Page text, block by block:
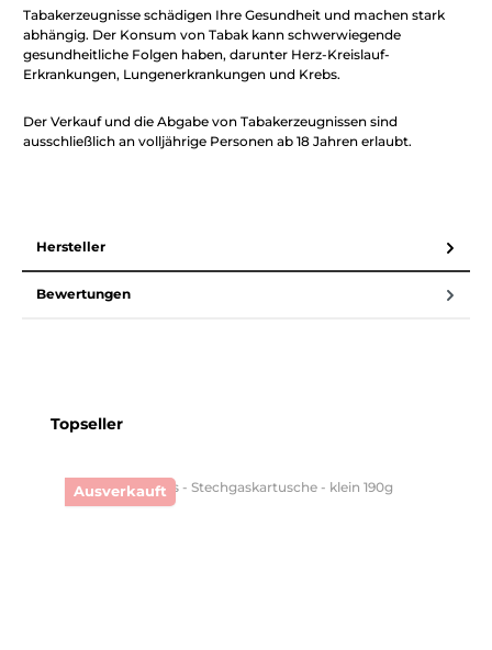
Tabakerzeugnisse schädigen Ihre Gesundheit und machen stark
abhängig. Der Konsum von Tabak kann schwerwiegende
gesundheitliche Folgen haben, darunter Herz-Kreislauf-
Erkrankungen, Lungenerkrankungen und Krebs.
Der Verkauf und die Abgabe von Tabakerzeugnissen sind
ausschließlich an volljährige Personen ab 18 Jahren erlaubt.
Hersteller
Bewertungen
Produktgalerie überspringen
Topseller
Ausverkauft